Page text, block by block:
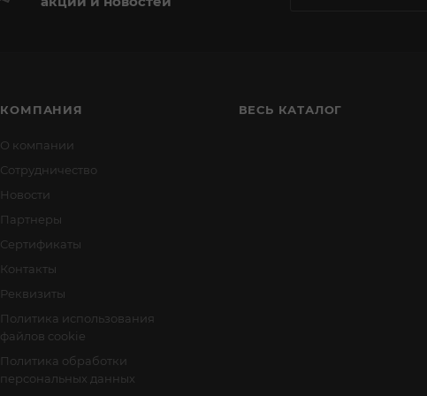
КОМПАНИЯ
О компании
Сотрудничество
Новости
Партнеры
Сертификаты
Контакты
Реквизиты
Политика использования
файлов cookie
Политика обработки
персональных данных
ВЕСЬ КАТАЛОГ